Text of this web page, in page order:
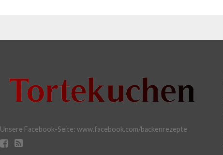
Unsere Facebook-Seite: www.facebook.com/backenrezepte